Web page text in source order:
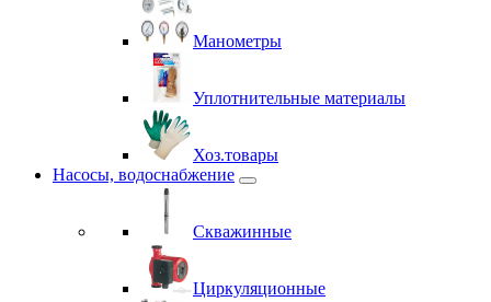
Манометры
Уплотнительные материалы
Хоз.товары
Насосы, водоснабжение
Скважинные
Циркуляционные